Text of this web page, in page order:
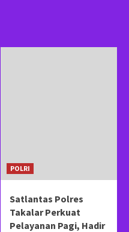
POLRI
Satlantas Polres
Takalar Perkuat
Pelayanan Pagi, Hadir